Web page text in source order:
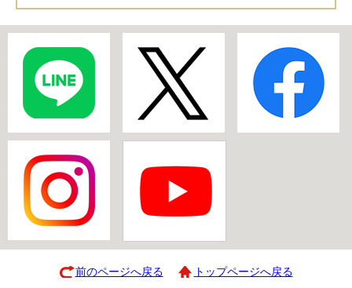
前のページへ戻る トップページへ戻る